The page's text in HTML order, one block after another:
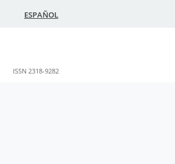
ESPAÑOL
ISSN 2318-9282